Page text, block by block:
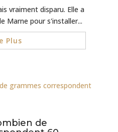
vraiment disparu. Elle a
Marne pour s'installer...
Plus
de